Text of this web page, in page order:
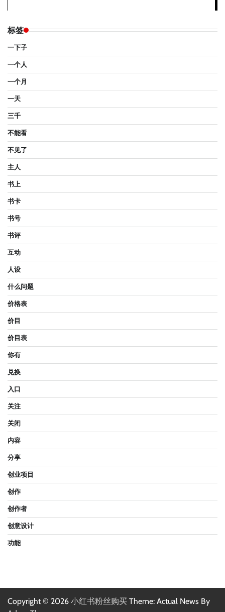
标签
一下子
一个人
一个月
一天
三千
不能看
不见了
主人
书上
书卡
书号
书评
互动
人设
什么问题
价格表
价目
价目表
你有
兑换
入口
关注
关闭
内容
分享
创业项目
创作
创作者
创意设计
功能
Copyright © 2026 小红书粉丝购买 Theme: Actual News By